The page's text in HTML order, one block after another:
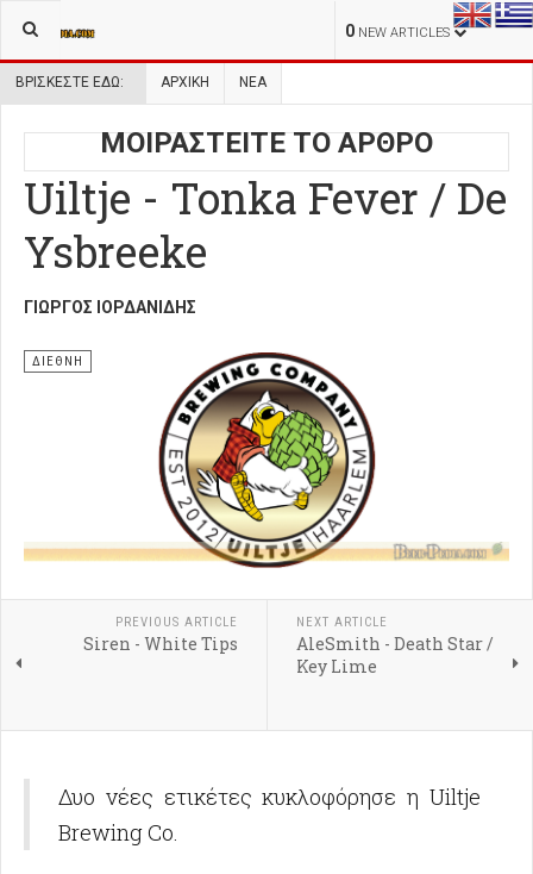
0 NEW ARTICLES
ΒΡΊΣΚΕΣΤΕ ΕΔΏ: ΑΡΧΙΚΉ ΝΕΑ
ΜΟΙΡΑΣΤΕΙΤΕ ΤΟ ΑΡΘΡΟ
Uiltje - Tonka Fever / De
Ysbreeke
ΓΙΏΡΓΟΣ ΙΟΡΔΑΝΊΔΗΣ
ΔΙΕΘΝΗ
PREVIOUS ARTICLE
Siren - White Tips
NEXT ARTICLE
AleSmith - Death Star /
Key Lime
Δυο νέες ετικέτες κυκλοφόρησε η Uiltje
Brewing Co.